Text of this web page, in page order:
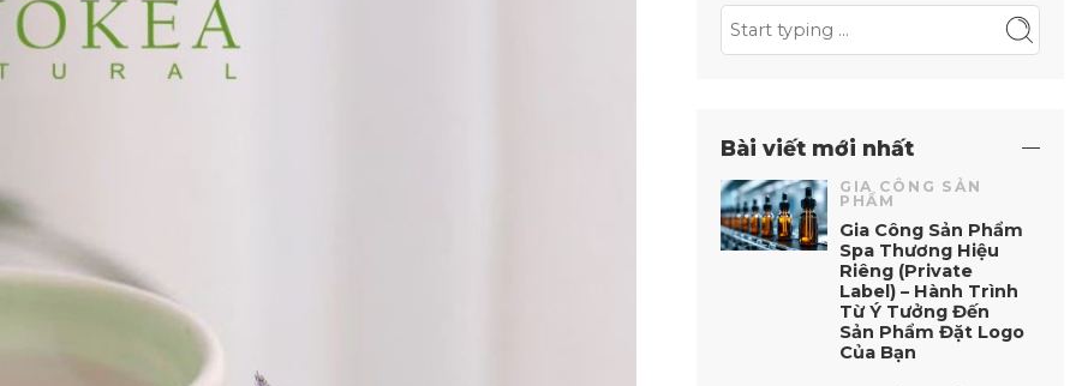
Bài viết mới nhất
GIA CÔNG SẢN
PHẨM
Gia Công Sản Phẩm
Spa Thương Hiệu
Riêng (Private
Label) – Hành Trình
Từ Ý Tưởng Đến
Sản Phẩm Đặt Logo
Của Bạn